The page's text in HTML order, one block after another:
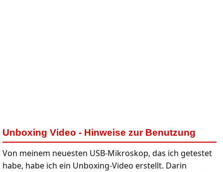
Unboxing Video - Hinweise zur Benutzung
Von meinem neuesten USB-Mikroskop, das ich getestet
habe, habe ich ein Unboxing-Video erstellt. Darin